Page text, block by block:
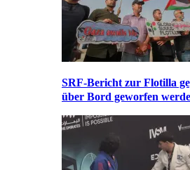
SRF-Bericht zur Flotilla
über Bord geworfen